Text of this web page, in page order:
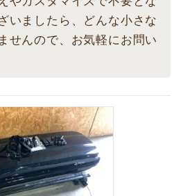
いましたら、どんな小さな
せんので、お気軽にお問い